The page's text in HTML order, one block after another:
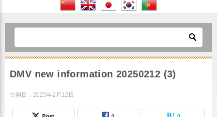
DMV new information 20250212 (3)
公開日： 2025年2月12日